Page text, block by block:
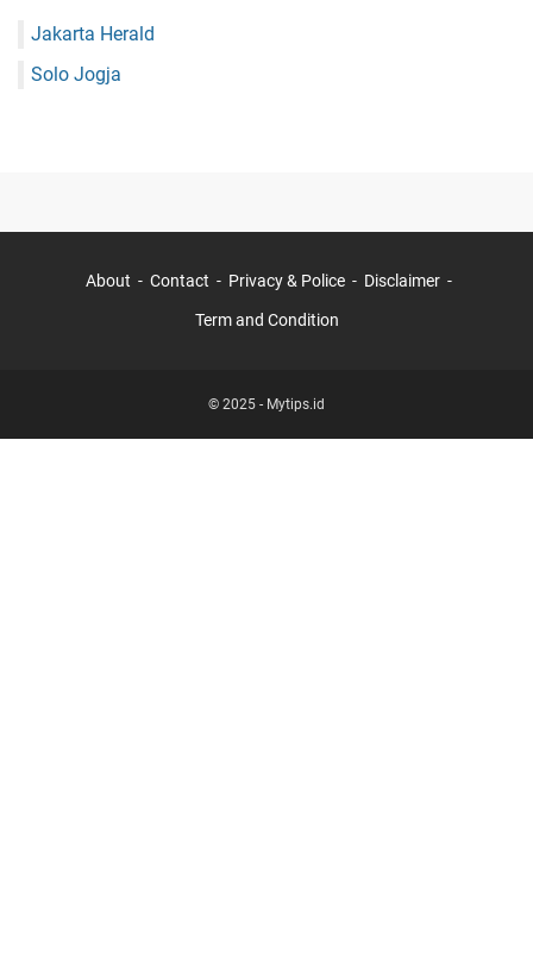
Jakarta Herald
Solo Jogja
About Contact Privacy & Police Disclaimer
Term and Condition
© 2025 - Mytips.id